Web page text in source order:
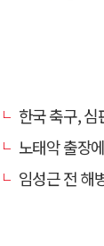
한국 축구, 심
노태악 출장에
임성근 전 해병